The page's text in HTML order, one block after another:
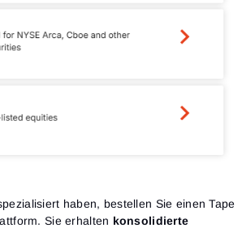
haben, bestellen Sie einen Tape
Sie erhalten konsolidierte